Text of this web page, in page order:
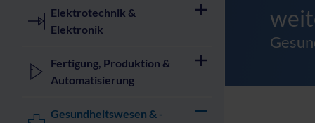
Elektrotechnik &
Elektronik
Fertigung, Produktion &
Automatisierung
Gesundheitswesen & -